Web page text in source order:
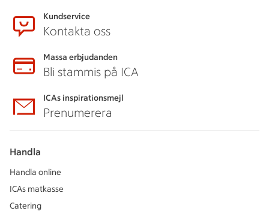
Kundservice
Kontakta oss
Massa erbjudanden
Bli stammis på ICA
ICAs inspirationsmejl
Prenumerera
Handla
Handla online
ICAs matkasse
Catering